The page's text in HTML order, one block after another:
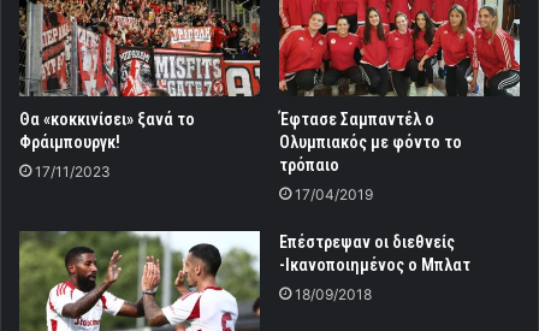
Θα «κοκκινίσει» ξανά το
Φράιμπουργκ!
17/11/2023
Έφτασε Σαμπαντέλ ο
Ολυμπιακός με φόντο το
τρόπαιο
17/04/2019
Επέστρεψαν οι διεθνείς
-Ικανοποιημένος ο Μπλατ
18/09/2018